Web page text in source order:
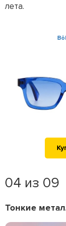
лета.
04 из 09
Тонкие